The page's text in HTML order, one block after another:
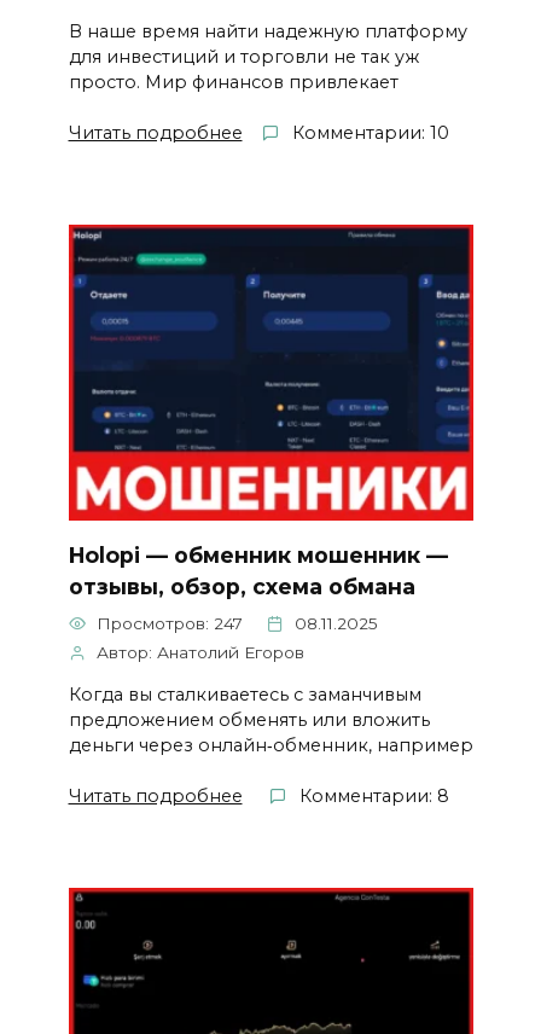
В наше время найти надежную платформу
для инвестиций и торговли не так уж
просто. Мир финансов привлекает
Читать подробнее Комментарии: 10
Holopi — обменник мошенник —
отзывы, обзор, схема обмана
Просмотров: 247
08.11.2025
Автор: Анатолий Егоров
Когда вы сталкиваетесь с заманчивым
предложением обменять или вложить
деньги через онлайн‑обменник, например
Читать подробнее Комментарии: 8